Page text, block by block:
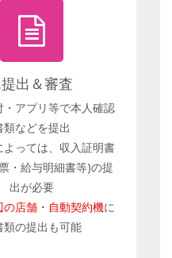
出＆審査
・アプリ等で本人確認
類などを提出
よっては、収入証明書
・給与明細書等)の提
出が必要
の店舗・自動契約機に
類の提出も可能